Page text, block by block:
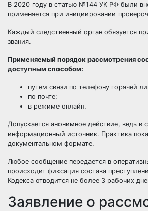
В 2020 году в статью №144 УК РФ были
применяется при инициировании
Каждый следственный орган обязуется
звания.
Применяемый порядок рассмотрения
доступным способом:
путем связи по телефону горячей
по почте;
в режиме онлайн.
Допускается анонимное действие, ведь
информационный источник. Практика
документальном формате.
Любое сообщение передается в
происходит фиксация состава
Кодекса отводится не более 3 рабочих
Заявление о